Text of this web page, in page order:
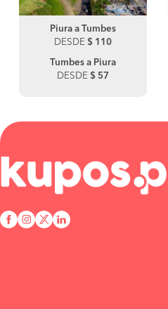
Piura a Tumbes
DESDE $ 110
Tumbes a Piura
DESDE $ 57